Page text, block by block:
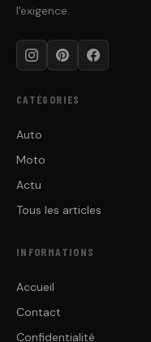
l'exigence.
CATÉGORIES
Auto
Moto
Actu
Tous les articles
INFORMATIONS
Accueil
Contact
Confidentialité